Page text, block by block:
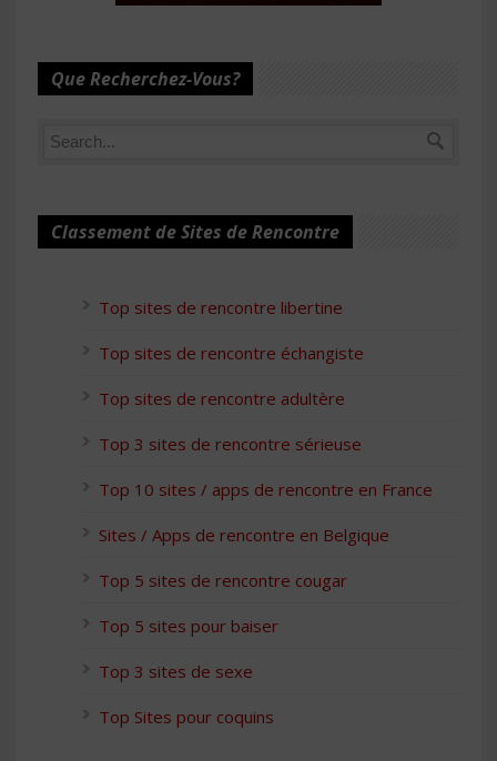
Que Recherchez-Vous?
Classement de Sites de Rencontre
Top sites de rencontre libertine
Top sites de rencontre échangiste
Top sites de rencontre adultère
Top 3 sites de rencontre sérieuse
Top 10 sites / apps de rencontre en France
Sites / Apps de rencontre en Belgique
Top 5 sites de rencontre cougar
Top 5 sites pour baiser
Top 3 sites de sexe
Top Sites pour coquins